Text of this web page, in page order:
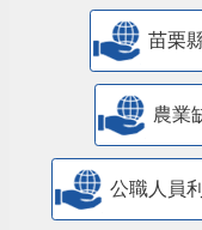
苗栗
農業
公職人員